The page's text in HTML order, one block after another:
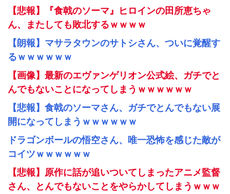
【悲報】『食戟のソーマ』ヒロインの田所恵ちゃ
ん、またしても敗北するｗｗｗｗ
【朗報】マサラタウンのサトシさん、ついに覚醒す
るｗｗｗｗｗｗ
【画像】最新のエヴァンゲリオン公式絵、ガチでと
んでもないことになってしまうｗｗｗｗｗｗ
【悲報】食戟のソーマさん、ガチでとんでもない展
開になってしまうｗｗｗｗｗｗ
ドラゴンボールの悟空さん、唯一恐怖を感じた敵が
コイツｗｗｗｗｗｗ
【悲報】原作に話が追いついてしまったアニメ監督
さん、とんでもないことをやらかしてしまうｗｗｗ